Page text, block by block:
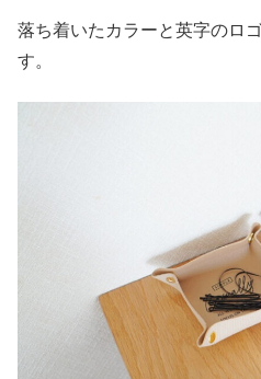
落ち着いたカラーと英字のロ
す。